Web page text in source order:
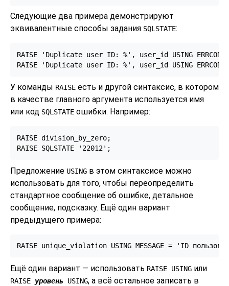
Следующие два примера демонстрируют
эквивалентные способы задания SQLSTATE:
RAISE 'Duplicate user ID: %', user_id USING
RAISE 'Duplicate user ID: %', user_id USING
У команды RAISE есть и другой синтаксис, в котором
в качестве главного аргумента используется имя
или код SQLSTATE ошибки. Например:
RAISE division_by_zero;
RAISE SQLSTATE '22012';
Предложение USING в этом синтаксисе можно
использовать для того, чтобы переопределить
стандартное сообщение об ошибке, детальное
сообщение, подсказку. Ещё один вариант
предыдущего примера:
RAISE unique_violation USING MESSAGE = 'ID
Ещё один вариант — использовать RAISE USING или
RAISE уровень USING, а всё остальное записать в